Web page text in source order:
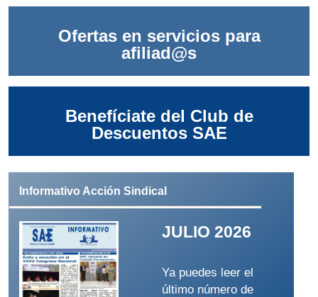
Ofertas en servicios para
afiliad@s
Benefíciate del Club de
Descuentos SAE
Informativo Acción Sindical
JULIO 2026
Ya puedes leer el
último número de